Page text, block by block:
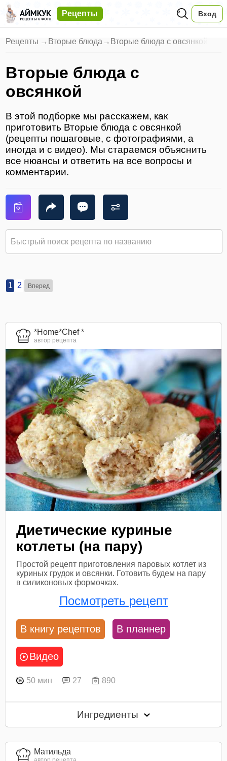
Рецепты Вход
Рецепты → Вторые блюда → Вторые блюда с овсянкой
Вторые блюда с
овсянкой
В этой подборке мы расскажем, как
приготовить Вторые блюда с овсянкой
(рецепты пошаговые, с фотографиями, а
иногда и с видео). Мы стараемся объяснить
все нюансы и ответить на все вопросы и
комментарии.
1 2 Вперед
*Home*Chef *
автор рецепта
Диетические куриные
котлеты (на пару)
Простой рецепт приготовления паровых котлет из
куриных грудок и овсянки. Готовить будем на пару
в силиконовых формочках.
Посмотреть рецепт
В книгу рецептов В планнер
Видео
50 мин 27 890
Ингредиенты
Матильда